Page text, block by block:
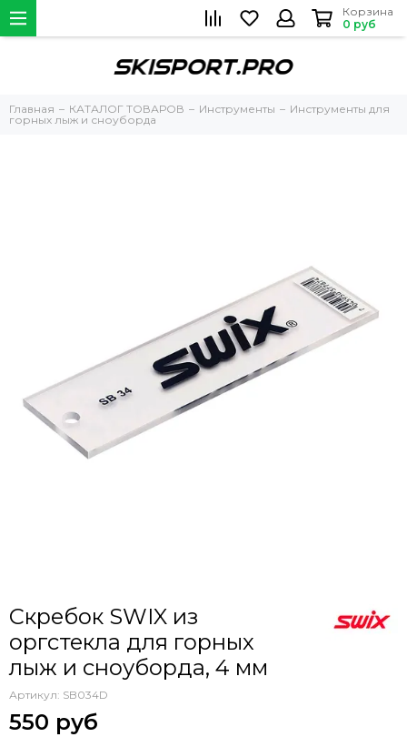
Корзина
0 руб
Главная КАТАЛОГ ТОВАРОВ Инструменты
Инструменты для
горных лыж и сноуборда
Скребок SWIX из
оргстекла для горных
лыж и сноуборда, 4 мм
Артикул: SB034D
550 руб